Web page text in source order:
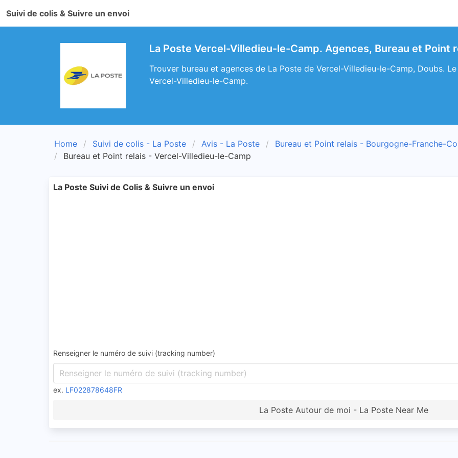
Suivi de colis & Suivre un envoi
La Poste Vercel-Villedieu-le-Camp. Agences, Bureau et Point
Trouver bureau et agences de La Poste de Vercel-Villedieu-le-Camp, Doubs.
Vercel-Villedieu-le-Camp.
Home Suivi de colis - La Poste Avis - La Poste
Bureau et Point relais - Bourgogne-Franche-
Bureau et Point relais - Vercel-Villedieu-le-Camp
La Poste Suivi de Colis & Suivre un envoi
Renseigner le numéro de suivi (tracking number)
ex. LF022878648FR
La Poste Autour de moi - La Poste Near Me